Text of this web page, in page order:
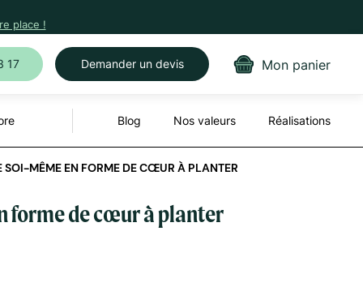
place !
17 Demander un devis Mon panier
Blog Nos valeurs Réalisations
SOI-MÊME EN FORME DE CŒUR À PLANTER
forme de cœur à planter